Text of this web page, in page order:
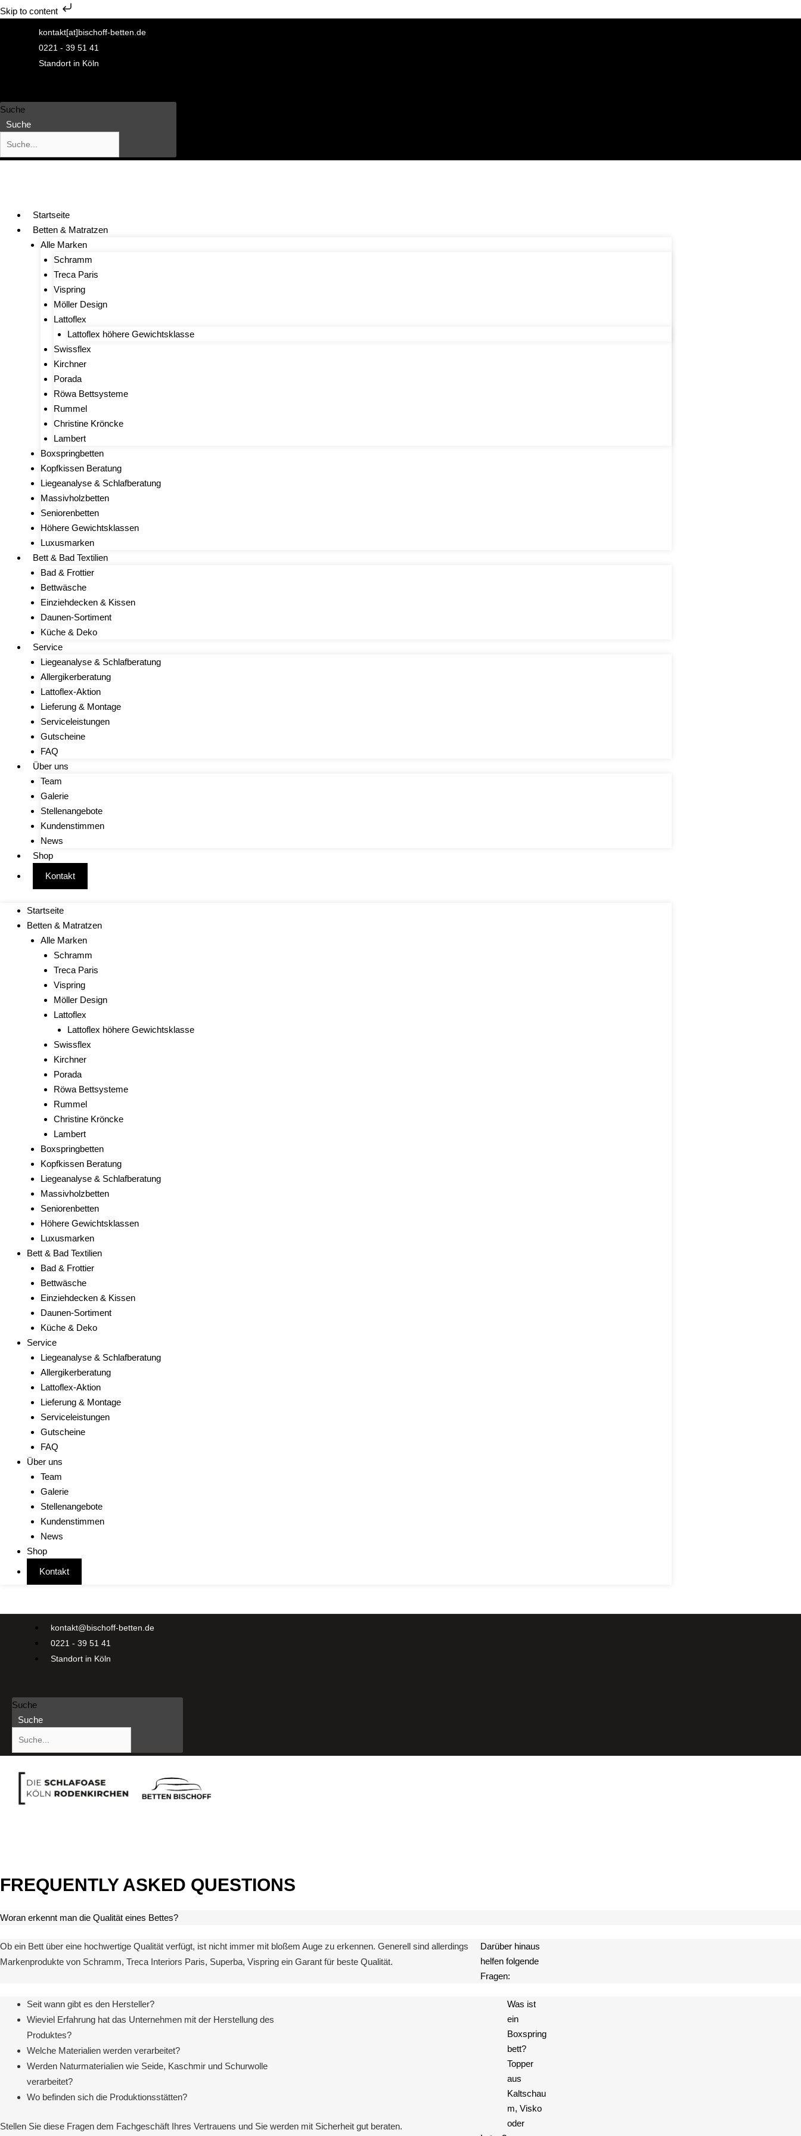
Skip to content
kontakt[at]bischoff-betten.de
0221 - 39 51 41
Standort in Köln
Suche
Suche
Startseite
Betten & Matratzen
Alle Marken
Schramm
Treca Paris
Vispring
Möller Design
Lattoflex
Lattoflex höhere Gewichtsklasse
Swissflex
Kirchner
Porada
Röwa Bettsysteme
Rummel
Christine Kröncke
Lambert
Boxspringbetten
Kopfkissen Beratung
Liegeanalyse & Schlafberatung
Massivholzbetten
Seniorenbetten
Höhere Gewichtsklassen
Luxusmarken
Bett & Bad Textilien
Bad & Frottier
Bettwäsche
Einziehdecken & Kissen
Daunen-Sortiment
Küche & Deko
Service
Liegeanalyse & Schlafberatung
Allergikerberatung
Lattoflex-Aktion
Lieferung & Montage
Serviceleistungen
Gutscheine
FAQ
Über uns
Team
Galerie
Stellenangebote
Kundenstimmen
News
Shop
Kontakt
Startseite
Betten & Matratzen
Alle Marken
Schramm
Treca Paris
Vispring
Möller Design
Lattoflex
Lattoflex höhere Gewichtsklasse
Swissflex
Kirchner
Porada
Röwa Bettsysteme
Rummel
Christine Kröncke
Lambert
Boxspringbetten
Kopfkissen Beratung
Liegeanalyse & Schlafberatung
Massivholzbetten
Seniorenbetten
Höhere Gewichtsklassen
Luxusmarken
Bett & Bad Textilien
Bad & Frottier
Bettwäsche
Einziehdecken & Kissen
Daunen-Sortiment
Küche & Deko
Service
Liegeanalyse & Schlafberatung
Allergikerberatung
Lattoflex-Aktion
Lieferung & Montage
Serviceleistungen
Gutscheine
FAQ
Über uns
Team
Galerie
Stellenangebote
Kundenstimmen
News
Shop
Kontakt
kontakt@bischoff-betten.de
0221 - 39 51 41
Standort in Köln
Suche
Suche
FREQUENTLY ASKED QUESTIONS
Woran erkennt man die Qualität eines Bettes?
Ob ein Bett über eine hochwertige Qualität verfügt, ist nicht immer mit bloßem Auge zu erkennen. Generell sind allerdings
Markenprodukte von Schramm, Treca Interiors Paris, Superba, Vispring ein Garant für beste Qualität.
Darüber hinaus
helfen folgende
Fragen:
Seit wann gibt es den Hersteller?
Wieviel Erfahrung hat das Unternehmen mit der Herstellung des
Produktes?
Welche Materialien werden verarbeitet?
Werden Naturmaterialien wie Seide, Kaschmir und Schurwolle
verarbeitet?
Wo befinden sich die Produktionsstätten?
Stellen Sie diese Fragen dem Fachgeschäft Ihres Vertrauens und Sie werden mit Sicherheit gut beraten.
Was ist
ein
Boxspring
bett?
Topper
aus
Kaltschau
m, Visko
oder